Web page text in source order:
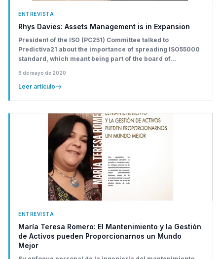
ENTREVISTA
Rhys Davies: Assets Management is in Expansion
President of the ISO (PC251) Committee talked to
Predictiva21 about the importance of spreading ISO55000
standard, which meant being part of the board of...
6 de mayo de 2020
Leer artículo
ENTREVISTA
María Teresa Romero: El Mantenimiento y la Gestión
de Activos pueden Proporcionarnos un Mundo
Mejor